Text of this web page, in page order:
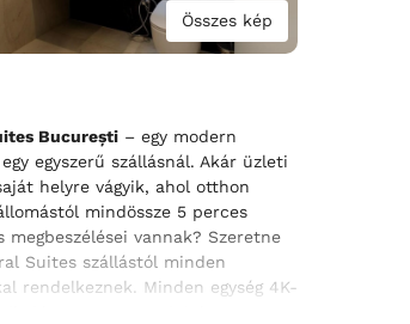
Összes kép
București – egy modern
egyszerű szállásnál. Akár üzleti
helyre vágyik, ahol otthon
mindössze 5 perces
vannak? Szeretne
Suites szállástól minden
rendelkeznek. Minden egység 4K-
ki szeretne mozdulni az